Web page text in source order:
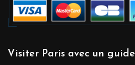
Visiter Paris avec un guide